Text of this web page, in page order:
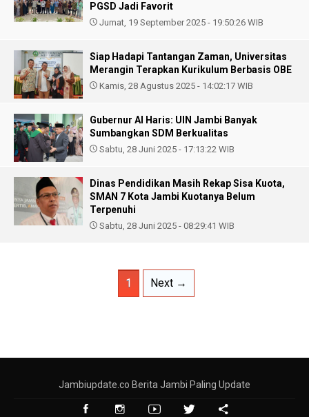
PGSD Jadi Favorit
Jumat, 19 September 2025 - 19:50:26 WIB
Siap Hadapi Tantangan Zaman, Universitas
Merangin Terapkan Kurikulum Berbasis OBE
Kamis, 28 Agustus 2025 - 14:02:17 WIB
Gubernur Al Haris: UIN Jambi Banyak
Sumbangkan SDM Berkualitas
Sabtu, 28 Juni 2025 - 17:13:22 WIB
Dinas Pendidikan Masih Rekap Sisa Kuota,
SMAN 7 Kota Jambi Kuotanya Belum
Terpenuhi
Sabtu, 28 Juni 2025 - 08:29:41 WIB
1 Next →
Jambiupdate.co Berita Jambi Paling Update